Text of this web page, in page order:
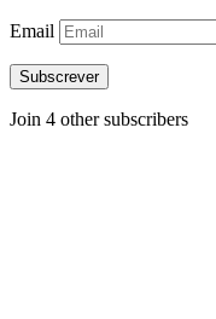
Email
Subscrever
Join 4 other subscribers